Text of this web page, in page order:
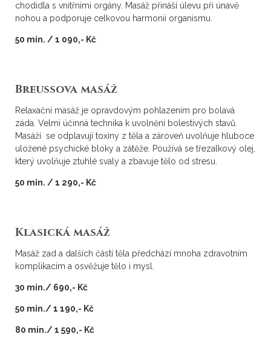
chodidla s vnitřními orgány. Masáž přináší úlevu při únavě
nohou a podporuje celkovou harmonii organismu.
50 min. / 1 090,- Kč
Breussova masáž
Relaxační masáž je opravdovým pohlazením pro bolavá
záda. Velmi účinná technika k uvolnění bolestivých stavů.
Masáží se odplavují toxiny z těla a zároveň uvolňuje hluboce
uložené psychické bloky a zátěže. Používá se třezalkový olej,
který uvolňuje ztuhlé svaly a zbavuje tělo od stresu.
50 min. / 1 290,- Kč
Klasická masáž
Masáž zad a dalších částí těla předchází mnoha zdravotním
komplikacím a osvěžuje tělo i mysl.
30 min./ 690,- Kč
50 min./ 1 190,- Kč
80 min./ 1 590,- Kč